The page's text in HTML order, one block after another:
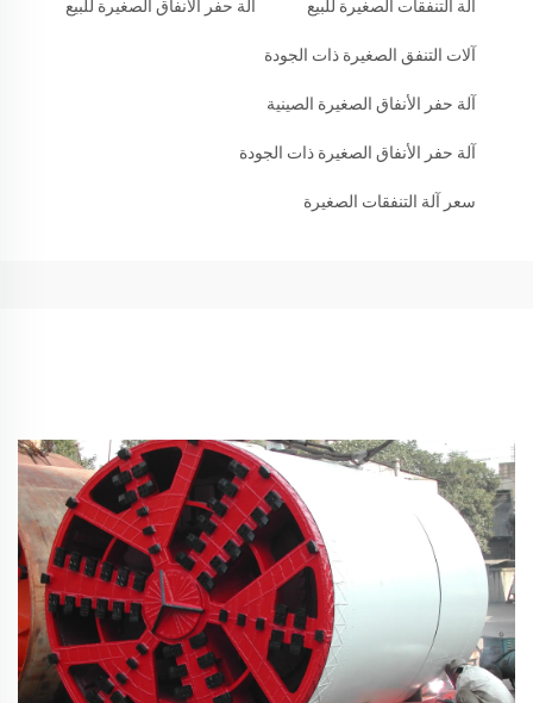
آلة التنفقات الصغيرة للبيع آلة حفر الأنفاق الصغيرة للبيع
آلات التنفق الصغيرة ذات الجودة
آلة حفر الأنفاق الصغيرة الصينية
آلة حفر الأنفاق الصغيرة ذات الجودة
سعر آلة التنفقات الصغيرة